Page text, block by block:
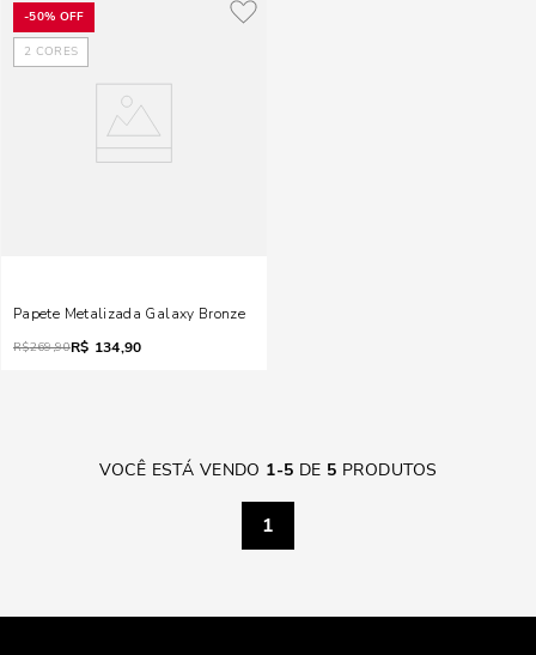
-50% OFF
2 CORES
Papete Metalizada Galaxy Bronze
R$269,90R$ 134,90
VOCÊ ESTÁ VENDO 1-5 DE 5 PRODUTOS
1